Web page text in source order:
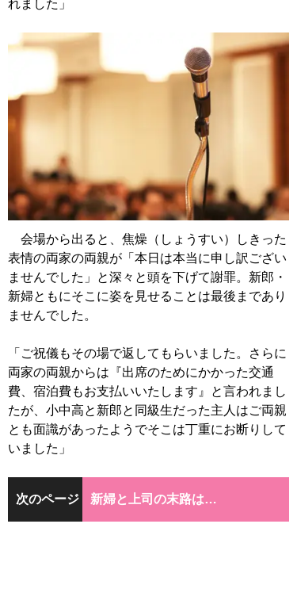
れました」
会場から出ると、焦燥（しょうすい）しきった
表情の両家の両親が「本日は本当に申し訳ござい
ませんでした」と深々と頭を下げて謝罪。新郎・
新婦ともにそこに姿を見せることは最後まであり
ませんでした。
「ご祝儀もその場で返してもらいました。さらに
両家の両親からは『出席のためにかかった交通
費、宿泊費もお支払いいたします』と言われまし
たが、小中高と新郎と同級生だった主人はご両親
とも面識があったようでそこは丁重にお断りして
いました」
次のページ 新婦と上司の末路は…